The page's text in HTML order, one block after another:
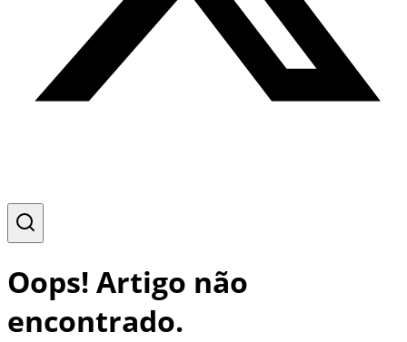
Oops! Artigo não
encontrado.